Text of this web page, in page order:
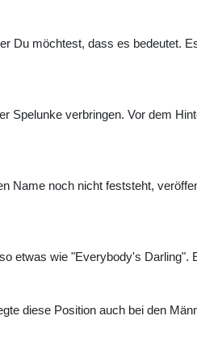
Du möchtest, dass es bedeutet.
Spelunke verbringen. Vor dem
Name noch nicht feststeht,
etwas wie "Everybody's Darling".
diese Position auch bei den